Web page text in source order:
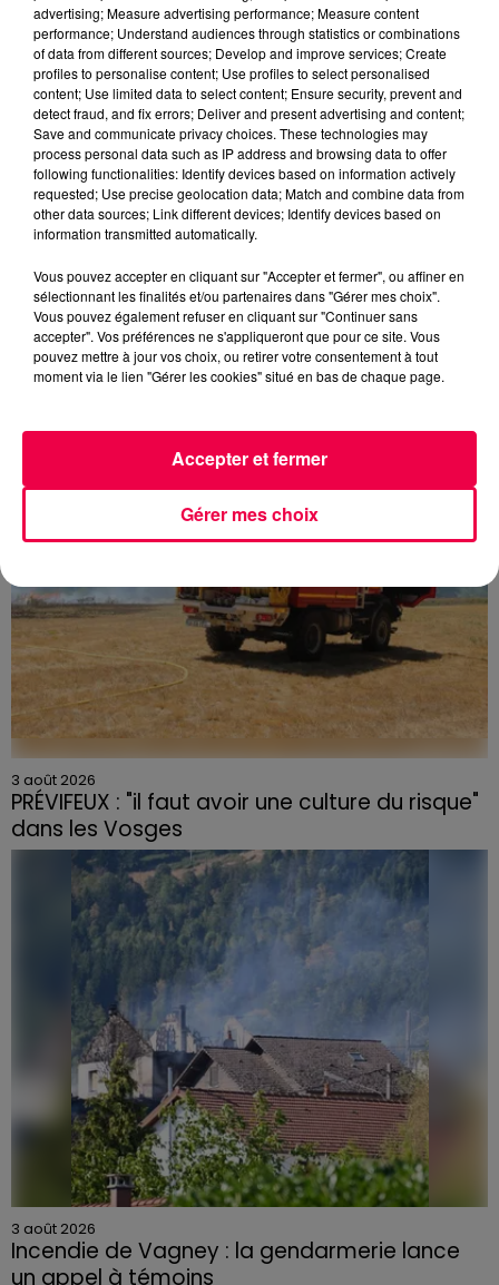
5 août 2026
Des assiettes Linvosges rappelées pour
excès de plomb
céramique vendues entre 2020 et 2022 par Linvosges.
3 août 2026
PRÉVIFEUX : "il faut avoir une culture du risque"
dans les Vosges
3 août 2026
Incendie de Vagney : la gendarmerie lance
un appel à témoins
advertising; Measure advertising performance; Measure content
performance; Understand audiences through statistics or combinations
of data from different sources; Develop and improve services; Create
profiles to personalise content; Use profiles to select personalised
content; Use limited data to select content; Ensure security, prevent and
detect fraud, and fix errors; Deliver and present advertising and content;
Save and communicate privacy choices. These technologies may
process personal data such as IP address and browsing data to offer
following functionalities: Identify devices based on information actively
requested; Use precise geolocation data; Match and combine data from
other data sources; Link different devices; Identify devices based on
information transmitted automatically.
Vous pouvez accepter en cliquant sur "Accepter et fermer", ou affiner en
sélectionnant les finalités et/ou partenaires dans "Gérer mes choix".
Vous pouvez également refuser en cliquant sur "Continuer sans
accepter". Vos préférences ne s'appliqueront que pour ce site. Vous
pouvez mettre à jour vos choix, ou retirer votre consentement à tout
moment via le lien "Gérer les cookies" situé en bas de chaque page.
Gérer mes choix
Accepter et fermer